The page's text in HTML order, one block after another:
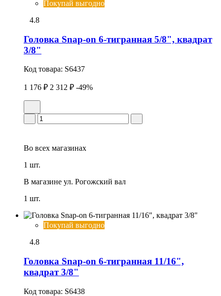
Покупай выгодно
4.8
Головка Snap-on 6-тигранная 5/8", квадрат
3/8"
Код товара: S6437
1 176 ₽ 2 312 ₽ -49%
Во всех магазинах
1 шт.
В магазине ул. Рогожский вал
1 шт.
Покупай выгодно
4.8
Головка Snap-on 6-тигранная 11/16",
квадрат 3/8"
Код товара: S6438